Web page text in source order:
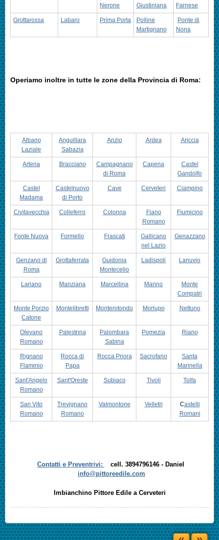
Nerone Giustiniana Farnese
Grottarossa Labaro Prima Porta
Polline
Martignano
Ponte di
Nona
Operiamo inoltre in tutte le zone della Provincia di Roma:
Albano
Laziale
Anguillara
Sabazia
Anzio Ardea Ariccia
Artena Bracciano
Campagnano
di Roma
Capena
Castel
Gandolfo
Castel
Madama
Castelnuovo
di Porto
Cave Cerveteri Ciampino
Civitavecchia Colleferro Colonna
Fiano
Romano
Fiumicino
Fonte Nuova Formello Frascati
Gallicano
nel Lazio
Genazzano
Genzano di
Roma
Grottaferrata
Guidonia
Montecelio
Ladispoli Lanuvio
Lariano Manziana Marcellina Marino
Monte
Compatri
Monte Porzio
Catone
Montelibretti Monterotondo Morlupo Nettuno
Olevano
Romano
Palestrina
Palombara
Sabina
Pomezia Riano
Rignano
Flaminio
Rocca di
Papa
Rocca Priora Sacrofano
Santa
Marinella
Sant'Angelo
Romano
Sant'Oreste Subiaco Tivoli Tolfa
San Vito
Romano
Trevignano
Romano
Valmontone Velletri Castelli
Romani
Contatti e Preventrivi:
cell. 3894796146 - Daniel
info@pittoreedile.com
Imbianchino Pittore Edile a Cerveteri